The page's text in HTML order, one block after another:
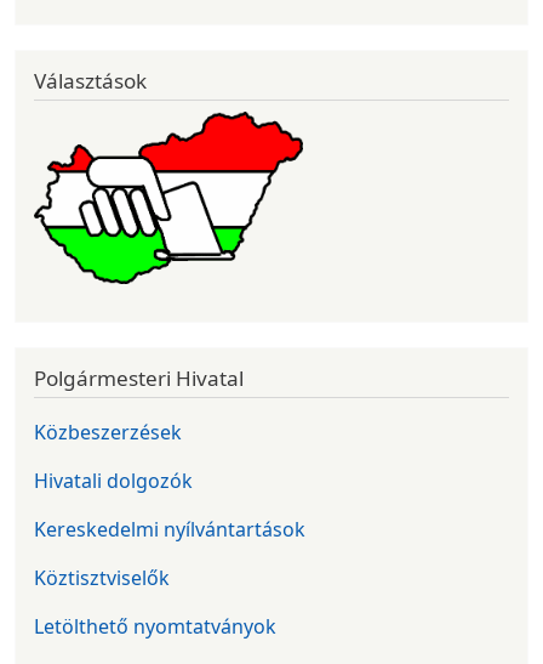
Választások
Polgármesteri Hivatal
Közbeszerzések
Hivatali dolgozók
Kereskedelmi nyílvántartások
Köztisztviselők
Letölthető nyomtatványok